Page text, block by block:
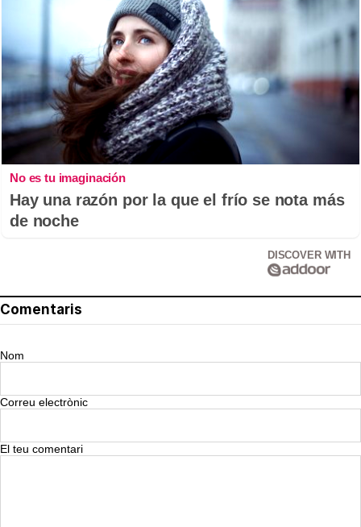
No es tu imaginación
Hay una razón por la que el frío se nota más
de noche
DISCOVER WITH
Comentaris
Nom
Correu electrònic
El teu comentari